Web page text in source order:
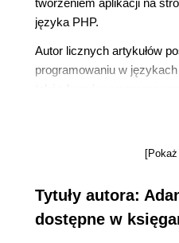
tworzeniem aplikacji na
języka PHP.
Autor licznych artykułów
programowaniu w
programowaniu
4programmers.net, a
Coyote, który obsługuje
Tytuły autora:
dostępne w